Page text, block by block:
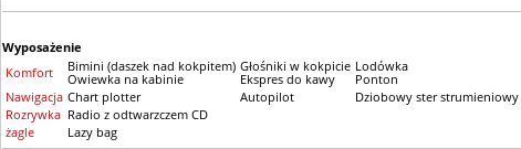
Wyposażenie
Komfort
Bimini (daszek nad kokpitem)
Owiewka na kabinie
Głośniki w kokpicie
Ekspres do kawy
Lodówka
Ponton
Nawigacja Chart plotter Autopilot
Dziobowy ster strumieniowy
Rozrywka Radio z odtwarzczem CD
żagle
Lazy bag